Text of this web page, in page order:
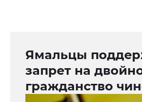
Ямальцы
запрет на
гражданство